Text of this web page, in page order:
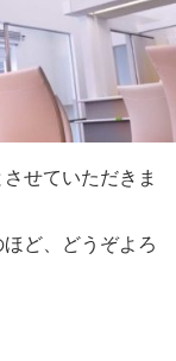
せていただきま
ど、どうぞよろ